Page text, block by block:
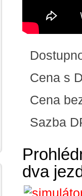
Cena s
Cena
Sazba
dva